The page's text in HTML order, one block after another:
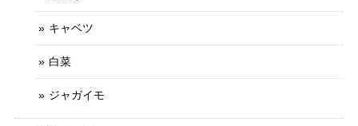
キャベツ
白菜
ジャガイモ